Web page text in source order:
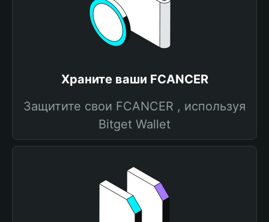
Храните ваши FCANCER
Защитите свои FCANCER , используя
Bitget Wallet